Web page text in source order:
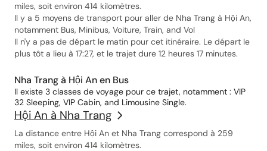
miles, soit environ 414 kilomètres.
Il y a 5 moyens de transport pour aller de Nha Trang à Hội An,
notamment Bus, Minibus, Voiture, Train, and Vol
Il n'y a pas de départ le matin pour cet itinéraire. Le départ le
plus tôt a lieu à 17:27, et le trajet dure 12 heures 17 minutes.
Nha Trang à Hội An en Bus
Il existe 3 classes de voyage pour ce trajet, notamment : VIP
32 Sleeping, VIP Cabin, and Limousine Single.
Hội An à Nha Trang
La distance entre Hội An et Nha Trang correspond à 259
miles, soit environ 414 kilomètres.